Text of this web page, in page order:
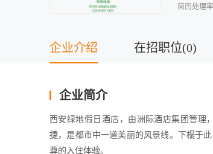
简历处理率
企业介绍 在招职位(0)
企业简介
西安绿地假日酒店，由洲际酒店集团管理
捷，是都市中一道美丽的风景线。下榻于
尊的入住体验。